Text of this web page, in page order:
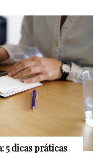
5 dicas práticas